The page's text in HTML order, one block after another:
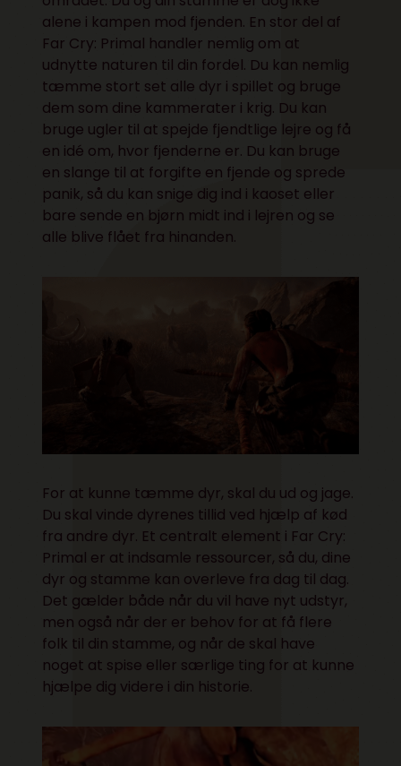
alene i kampen mod fjenden. En stor del af
Far Cry: Primal handler nemlig om at
udnytte naturen til din fordel. Du kan nemlig
tæmme stort set alle dyr i spillet og bruge
dem som dine kammerater i krig. Du kan
bruge ugler til at spejde fjendtlige lejre og få
en idé om, hvor fjenderne er. Du kan bruge
en slange til at forgifte en fjende og sprede
panik, så du kan snige dig ind i kaoset eller
bare sende en bjørn midt ind i lejren og se
alle blive flået fra hinanden.
For at kunne tæmme dyr, skal du ud og jage.
Du skal vinde dyrenes tillid ved hjælp af kød
fra andre dyr. Et centralt element i Far Cry:
Primal er at indsamle ressourcer, så du, dine
dyr og stamme kan overleve fra dag til dag.
Det gælder både når du vil have nyt udstyr,
men også når der er behov for at få flere
folk til din stamme, og når de skal have
noget at spise eller særlige ting for at kunne
hjælpe dig videre i din historie.